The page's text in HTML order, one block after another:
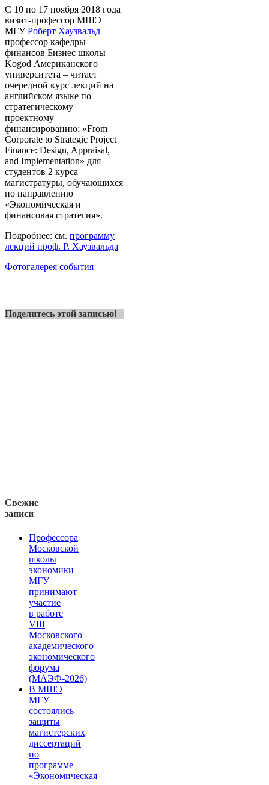
С 10 по 17 ноября 2018 года
визит-профессор МШЭ
МГУРоберт Хаузвальд –
профессор кафедры
финансов Бизнес школы
Kogod Американского
университета – читает
очередной курс лекций на
английском языке по
стратегическому
проектному
финансированию: «From
Corporate to Strategic Project
Finance: Design, Appraisal,
and Implementation» для
студентов 2 курса
магистратуры, обучающихся
по направлению
«Экономическая и
финансовая стратегия».
Подробнее: см. программу
лекций проф. Р. Хаузвальда
Фотогалерея события
Поделитесь этой записью!
Свежие
записи
Профессора
Московской
школы
экономики
МГУ
принимают
участие
в работе
VIII
Московского
академического
экономического
форума
(МАЭФ-2026)
В МШЭ
МГУ
состоялись
защиты
магистерских
диссертаций
по
программе
«Экономическая